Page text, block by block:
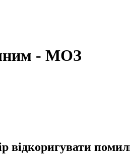
- МОЗ
відкоригувати